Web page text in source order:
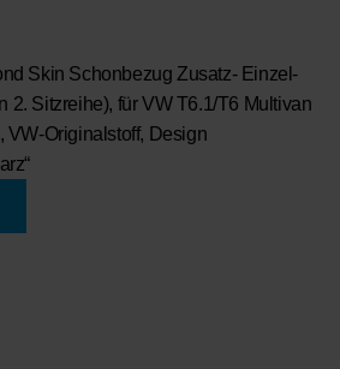
Skin Schonbezug Zusatz- Einzel-
2. Sitzreihe), für VW T6.1/T6 Multivan
VW-Originalstoff, Design